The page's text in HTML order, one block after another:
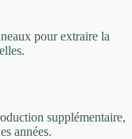
pour extraire la
supplémentaire,
années.